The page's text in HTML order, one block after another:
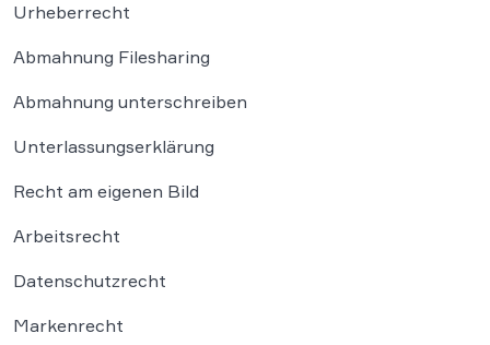
Urheberrecht
Abmahnung Filesharing
Abmahnung unterschreiben
Unterlassungserklärung
Recht am eigenen Bild
Arbeitsrecht
Datenschutzrecht
Markenrecht